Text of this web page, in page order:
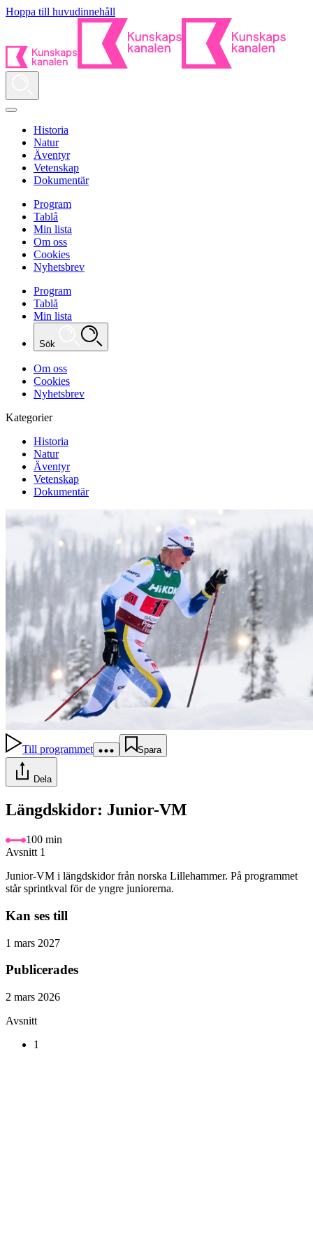
Hoppa till huvudinnehåll
Historia
Natur
Äventyr
Vetenskap
Dokumentär
Program
Tablå
Min lista
Om oss
Cookies
Nyhetsbrev
Program
Tablå
Min lista
Sök
Om oss
Cookies
Nyhetsbrev
Kategorier
Historia
Natur
Äventyr
Vetenskap
Dokumentär
Till programmet Spara
Dela
Längdskidor: Junior-VM
100 min
Avsnitt 1
Junior-VM i längdskidor från norska Lillehammer. På programmet
står sprintkval för de yngre juniorerna.
Kan ses till
1 mars 2027
Publicerades
2 mars 2026
Avsnitt
1